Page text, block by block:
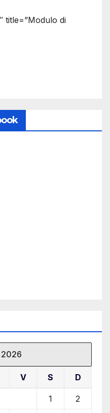
title=”Modulo di
V S D
1 2